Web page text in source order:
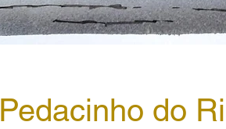
Pedacinho do